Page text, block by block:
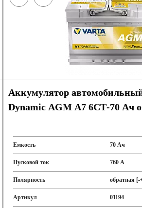
Аккумулятор
Dynamic AGM A7 6СТ-70 Ач
Емкость 70 Ач
Пусковой ток 760 А
Полярность обратная [-
Артикул 01194